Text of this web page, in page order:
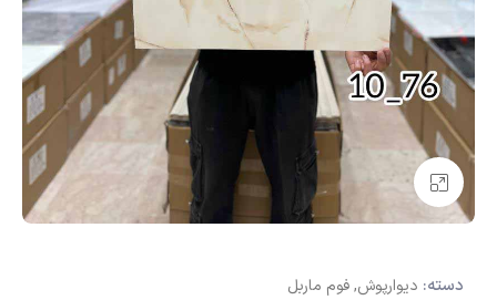
بزرگنمایی تصویر
دسته: دیوارپوش,فوم ماربل